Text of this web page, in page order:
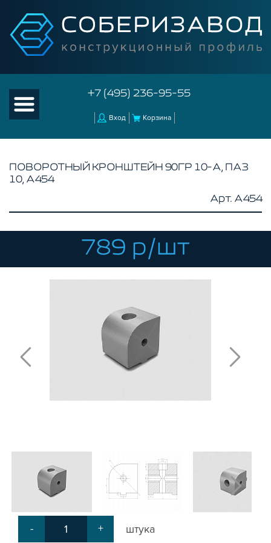
+7 (495) 236-95-55
Вход Корзина
КОНСТРУКЦИОННЫЙ ПРОФИЛЬ
КОМПЛЕКТУЮЩИЕ К ЧПУ
АКСЕССУАРЫ ДЛЯ V-ПАЗА
Т-БОЛТЫ И Т-ГАЙКИ
УГЛОВЫЕ СОЕДИНИТЕЛИ
СИСТЕМА ТРУБНАЯ МОДУЛЬНАЯ
СИСТЕМА ТРУБНАЯ КОНСТРУКЦИОННАЯ
ВНУТРЕННИЕ УГЛОВЫЕ СОЕДИНИТЕЛИ
АДДИТИВНЫЕ ТОВАРЫ
ОБЩЕСТРОИТЕЛЬНЫЙ ПРОФИЛЬ
ПОДШИПНИКИ
ЛИНЕЙНЫЕ СОЕДИНИТЕЛИ
ДОПОЛНИТЕЛЬНАЯ ОБРАБОТКА
ПАРАЛЛЕЛЬНЫЕ СОЕДИНИТЕЛИ
ПРОМЫШЛЕННАЯ МЕБЕЛЬ
ПОВОРОТНЫЙ КРОНШТЕЙН 90ГР 10-A, ПАЗ
10, A454
Арт. A454
789 р/шт
- + штука